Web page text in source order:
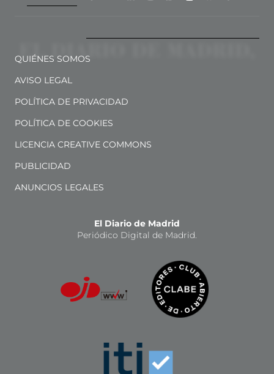
QUIÉNES SOMOS
AVISO LEGAL
POLÍTICA DE PRIVACIDAD
POLÍTICA DE COOKIES
LICENCIA CREATIVE COMMONS
PUBLICIDAD
ANUNCIOS LEGALES
El Diario de Madrid
Periódico Digital de Madrid.